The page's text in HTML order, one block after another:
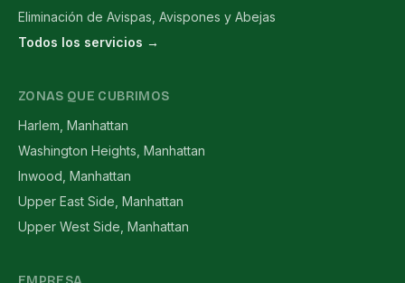
Eliminación de Avispas, Avispones y Abejas
Todos los servicios →
ZONAS QUE CUBRIMOS
Harlem, Manhattan
Washington Heights, Manhattan
Inwood, Manhattan
Upper East Side, Manhattan
Upper West Side, Manhattan